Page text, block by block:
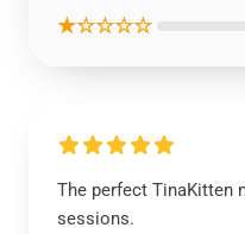
★☆☆☆☆
The perfect TinaKitten
sessions.